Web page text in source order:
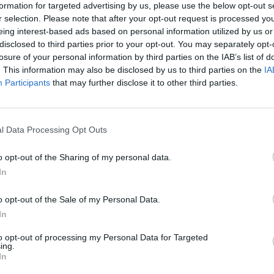
for targeted advertising by us, please use the below opt-out
selection. Please note that after your opt-out request is processed
interest-based ads based on personal information utilized by us
to third parties prior to your opt-out. You may separately
of your personal information by third parties on the IAB’s list of
This information may also be disclosed by us to third parties on the
Participants that may further disclose it to other third parties.
Data Processing Opt Outs
opt-out of the Sharing of my personal data.
opt-out of the Sale of my Personal Data.
opt-out of processing my Personal Data for Targeted
και από την Κοζάνη η
της
ηΑναγέννησηείχαμε το απόγευμα της
νίκη της
Φίλιππου Βέροιας
δυσκολίες
24 Ιουλίου 2026, 10:19